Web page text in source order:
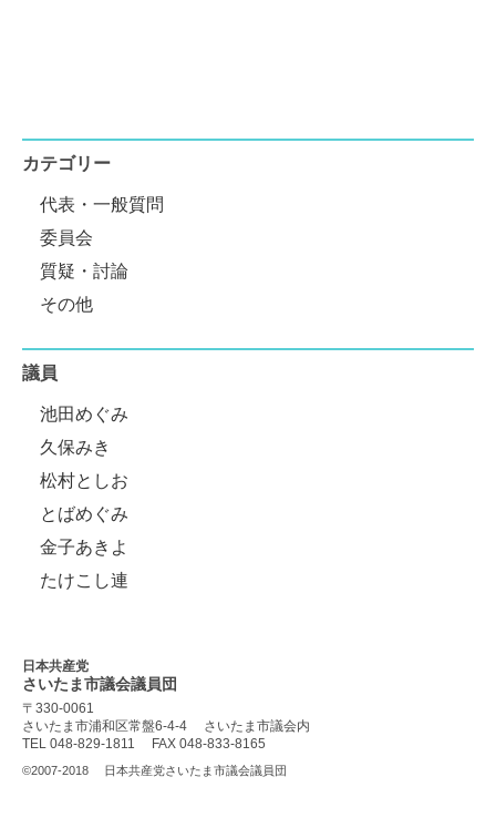
カテゴリー
代表・一般質問
委員会
質疑・討論
その他
議員
池田めぐみ
久保みき
松村としお
とばめぐみ
金子あきよ
たけこし連
日本共産党
さいたま市議会議員団
〒330-0061
さいたま市浦和区常盤6-4-4
さいたま市議会内
TEL 048-829-1811
FAX 048-833-8165
©2007-2018 日本共産党さいたま市議会議員団